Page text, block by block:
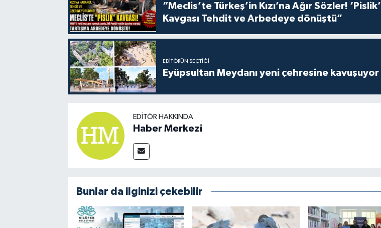
“Meclis’te Türkeş’in Kızı’na Ağır Sözler! ‘Pislik’
Kavgası Tehdit ve Arbedeye dönüştü”
EDITÖRÜN SEÇTIĞI
Eyüpsultan Meydanı yeni çehresine kavuşuyor
EDITÖR HAKKINDA
Haber Merkezi
Bunlar da ilginizi çekebilir